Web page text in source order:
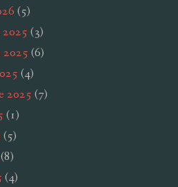
(5)
2025 (3)
2025 (6)
(4)
2025 (7)
(1)
(5)
(8)
(4)